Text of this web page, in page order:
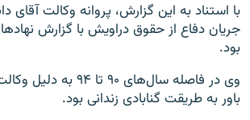
با استناد به این گزارش، پروانه وکالت آقای
جریان دفاع از حقوق دراویش با گزارش
بود.
وی در فاصله سال‌های ۹۰
باور به طریقت گنابادی زندانی بود.